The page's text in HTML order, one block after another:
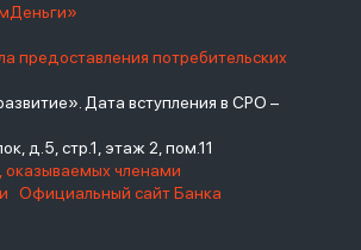
предоставления потребительских
Дата вступления в СРО –
д.5, стр.1, этаж 2, пом.11
оказываемых членами
Официальный сайт Банка